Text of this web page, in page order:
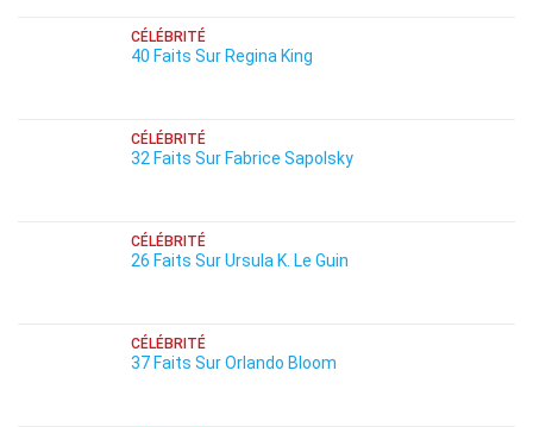
CÉLÉBRITÉ
40 Faits Sur Regina King
CÉLÉBRITÉ
32 Faits Sur Fabrice Sapolsky
CÉLÉBRITÉ
26 Faits Sur Ursula K. Le Guin
CÉLÉBRITÉ
37 Faits Sur Orlando Bloom